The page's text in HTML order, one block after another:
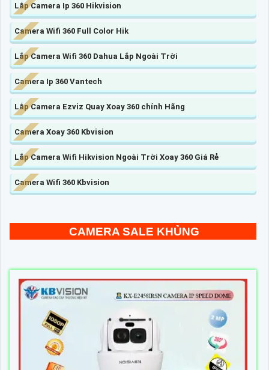
Lắp Camera Ip 360 Hikvision
Camera Wifi 360 Full Color Hik
Lắp Camera Wifi 360 Dahua Lắp Ngoài Trời
Camera Ip 360 Vantech
Lắp Camera Ezviz Quay Xoay 360 chính Hãng
Camera Xoay 360 Kbvision
Lắp Camera Wifi Hikvision Ngoài Trời Xoay 360 Giá Rẻ
Camera Wifi 360 Kbvision
CAMERA SALE KHỦNG